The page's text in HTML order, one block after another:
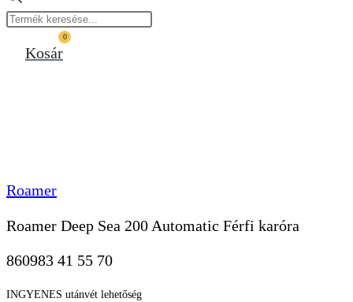
search
0
Kosár
Roamer
Roamer Deep Sea 200 Automatic Férfi karóra
860983 41 55 70
INGYENES utánvét lehetőség